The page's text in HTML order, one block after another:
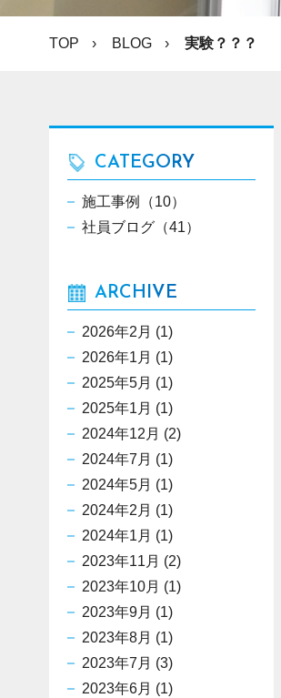
TOP BLOG 実験？？？
CATEGORY
施工事例（10）
社員ブログ（41）
ARCHIVE
2026年2月 (1)
2026年1月 (1)
2025年5月 (1)
2025年1月 (1)
2024年12月 (2)
2024年7月 (1)
2024年5月 (1)
2024年2月 (1)
2024年1月 (1)
2023年11月 (2)
2023年10月 (1)
2023年9月 (1)
2023年8月 (1)
2023年7月 (3)
2023年6月 (1)